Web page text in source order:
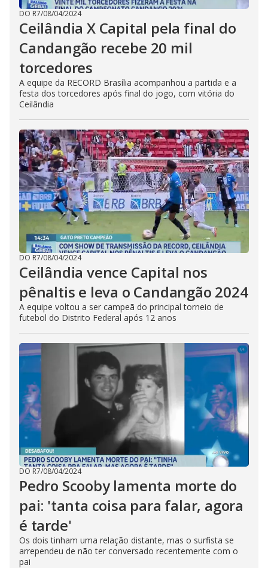
DO R7/08/04/2024
Ceilândia X Capital pela final do
Candangão recebe 20 mil
torcedores
A equipe da RECORD Brasília acompanhou a partida e a
festa dos torcedores após final do jogo, com vitória do
Ceilândia
DO R7/08/04/2024
Ceilândia vence Capital nos
pênaltis e leva o Candangão 2024
A equipe voltou a ser campeã do principal torneio de
futebol do Distrito Federal após 12 anos
DO R7/08/04/2024
Pedro Scooby lamenta morte do
pai: 'tanta coisa para falar, agora
é tarde'
Os dois tinham uma relação distante, mas o surfista se
arrependeu de não ter conversado recentemente com o
pai